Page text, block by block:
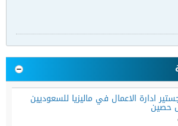
ادارة الاعمال في ماليزيا للسعوديين
حصين